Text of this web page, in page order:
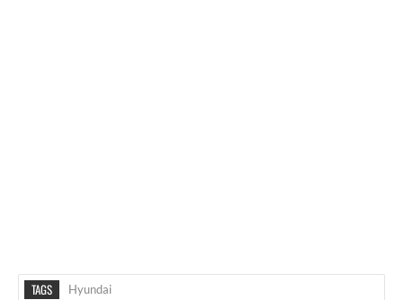
TAGS
Hyundai